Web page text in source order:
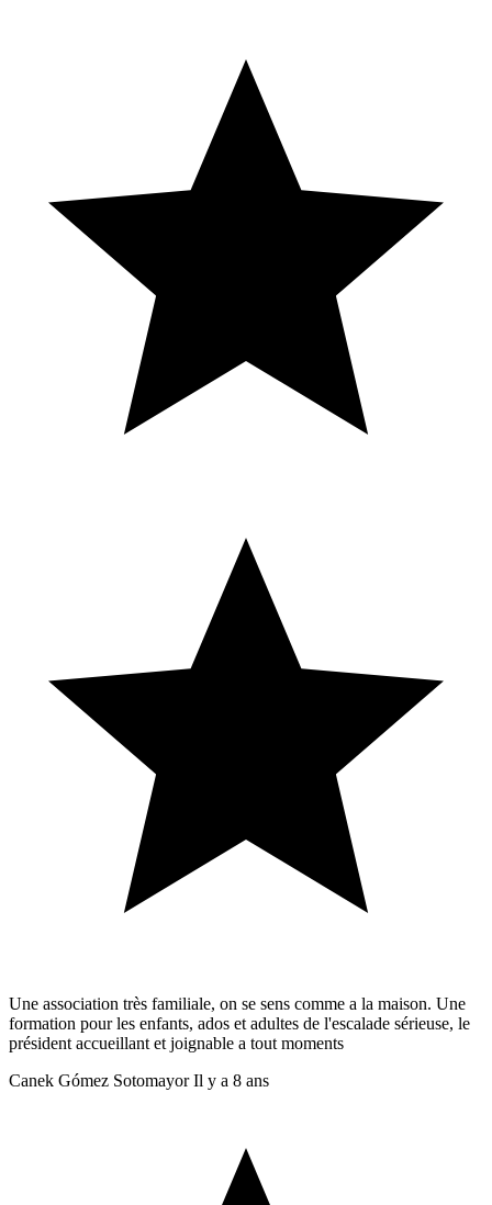
Une association très familiale, on se sens comme a la maison. Une
formation pour les enfants, ados et adultes de l'escalade sérieuse, le
président accueillant et joignable a tout moments
Canek Gómez SotomayorIl y a 8 ans